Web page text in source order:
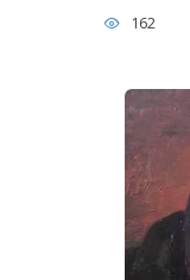
162